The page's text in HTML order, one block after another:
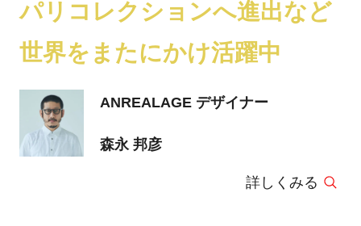
パリコレクションへ進出など
世界をまたにかけ活躍中
ANREALAGE デザイナー
森永 邦彦
詳しくみる